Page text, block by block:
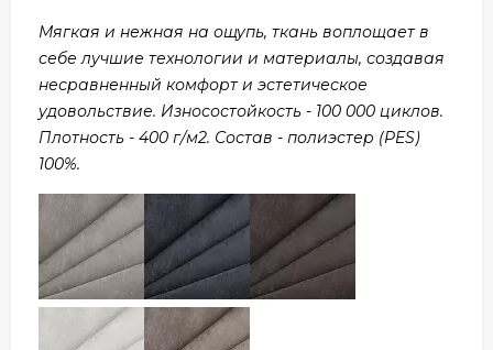
Мягкая и нежная на ощупь, ткань воплощает в
себе лучшие технологии и материалы, создавая
несравненный комфорт и эстетическое
удовольствие. Износостойкость - 100 000 циклов.
Плотность - 400 г/м2. Состав - полиэстер (PES)
100%.